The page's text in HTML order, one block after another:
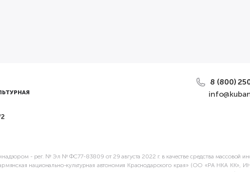
8 (800)
- рег. № Эл № ФС77-83809 от 29 августа 2022 г. в качестве средства массовой
национально-культурная автономия Краснодарского края» (ОО «РА НКА